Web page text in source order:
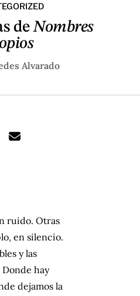
deNombres
Alvarado
ruido. Otras
en silencio.
y las
hay
dejamos la